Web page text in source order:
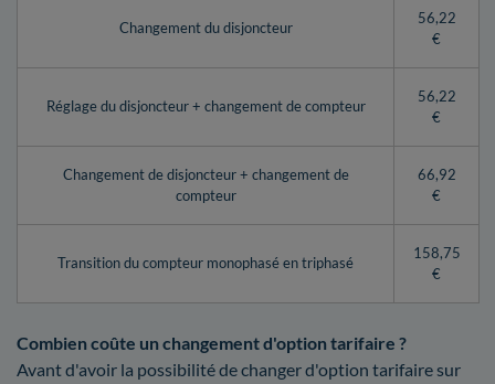
Changement du disjoncteur
56,22
€
Réglage du disjoncteur + changement de compteur
56,22
€
Changement de disjoncteur + changement de
compteur
66,92
€
Transition du compteur monophasé en triphasé
158,75
€
Combien coûte un changement d'option tarifaire ?
Avant d'avoir la possibilité de changer d'option tarifaire sur